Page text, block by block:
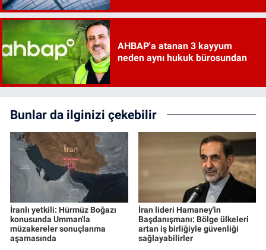
AHBAP'a atanan 3 kayyum
neden aynı hukuk bürosundan
Bunlar da ilginizi çekebilir
İranlı yetkili: Hürmüz Boğazı
konusunda Umman'la
müzakereler sonuçlanma
aşamasında
İran lideri Hamaney'in
Başdanışmanı: Bölge ülkeleri
artan iş birliğiyle güvenliği
sağlayabilirler